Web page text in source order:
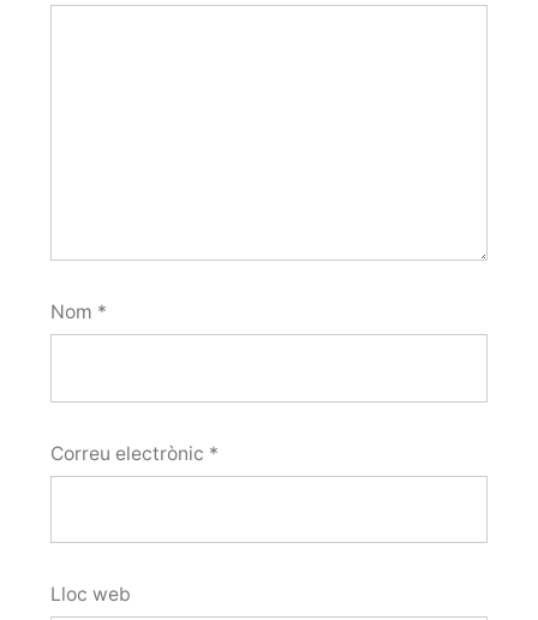
Nom *
Correu electrònic *
Lloc web